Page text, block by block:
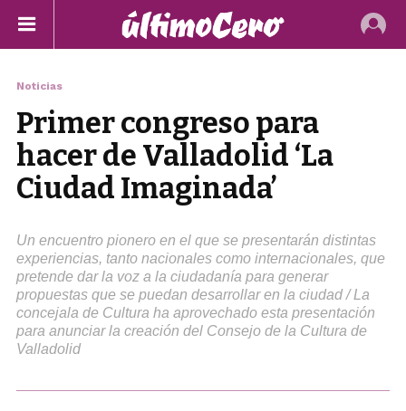
Noticias
Primer congreso para
hacer de Valladolid ‘La
Ciudad Imaginada’
Un encuentro pionero en el que se presentarán distintas
experiencias, tanto nacionales como internacionales, que
pretende dar la voz a la ciudadanía para generar
propuestas que se puedan desarrollar en la ciudad / La
concejala de Cultura ha aprovechado esta presentación
para anunciar la creación del Consejo de la Cultura de
Valladolid